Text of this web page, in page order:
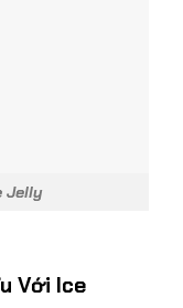
Jelly
Với Ice